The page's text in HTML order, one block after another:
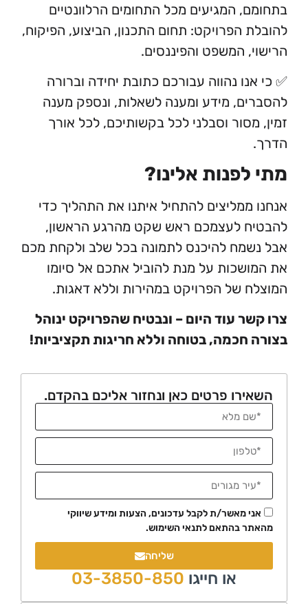
המגיעים מכל התחומים הרלוונטיים
הפרויקט: תחום התכנון, הביצוע, הפיקוח,
המשפט והפיננסים.
נהווה עבורכם כתובת יחידה וברורה
מידע ומענה לשאלות, ונספק מענה
וסבלני לכל בקשותיכם, לכל אורך
אלינו?
להתחיל איתנו את התהליך כדי
לעצמכם ראש שקט מהרגע הראשון,
להיכנס לתמונה בכל שלב ולקחת מכם
על מנת להוביל אתכם אל סיומו
של הפרויקט במהירות וללא דאגות.
עוד היום – ונבטיח שהפרויקט ינוהל
חכמה, בטוחה וללא חריגות תקציביות!
פרטים כאן ונחזור אליכם בהקדם.
מאשר/ת לקבל עדכונים, הצעות ומידע שיווקי
בהתאם לתנאי השימוש.
03-3850-850